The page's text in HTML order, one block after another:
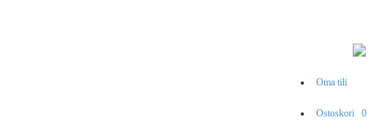
Oma tili
Ostoskori 0